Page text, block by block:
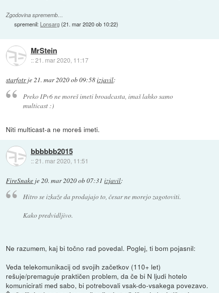
Zgodovina sprememb…
spremenil: Lonsarg(21. mar 2020 ob 10:22)
MrStein
::21. mar 2020, 11:17
starfotrje21. mar 2020 ob 09:58izjavil:
Preko IPv6 ne moreš imeti broadcasta, imaš lahko samo
multicast :)
Niti multicast-a ne moreš imeti.
bbbbbb2015
::21. mar 2020, 11:51
FireSnake je 20. mar 2020 ob 07:31 izjavil:
Hitro se izkaže da prodajajo to, česar ne morejo zagotoviti.
Kako predvidljivo.
Ne razumem, kaj bi točno rad povedal. Poglej, ti bom pojasnil:
Veda telekomunikacij od svojih začetkov (110+ let)
rešuje/premaguje praktičen problem, da če bi N ljudi hotelo
komunicirati med sabo, bi potrebovali vsak-do-vsakega povezavo.